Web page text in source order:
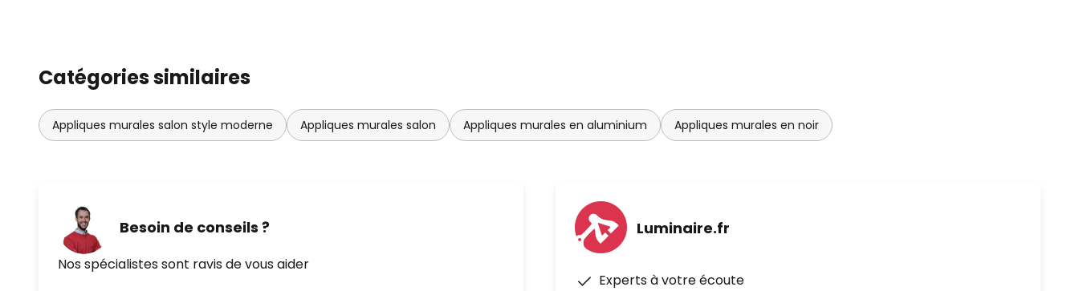
Catégories similaires
Appliques murales salon style moderne Appliques murales salon Appliques murales en aluminium Appliques murales en noir
Besoin de conseils ?
Nos spécialistes sont ravis de vous aider
Luminaire.fr
Experts à votre écoute